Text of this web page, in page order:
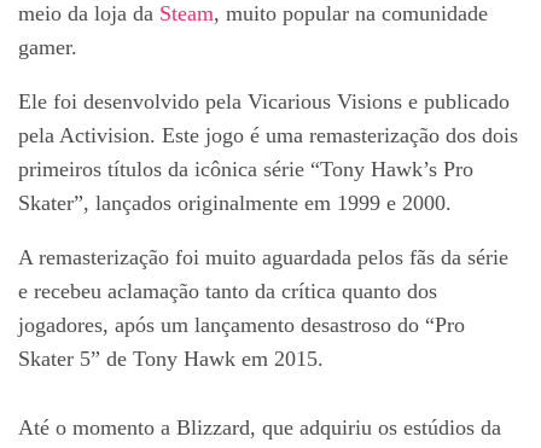
meio da loja da Steam, muito popular na comunidade
gamer.
Ele foi desenvolvido pela Vicarious Visions e publicado
pela Activision. Este jogo é uma remasterização dos dois
primeiros títulos da icônica série “Tony Hawk’s Pro
Skater”, lançados originalmente em 1999 e 2000.
A remasterização foi muito aguardada pelos fãs da série
e recebeu aclamação tanto da crítica quanto dos
jogadores, após um lançamento desastroso do “Pro
Skater 5” de Tony Hawk em 2015.
Até o momento a Blizzard, que adquiriu os estúdios da